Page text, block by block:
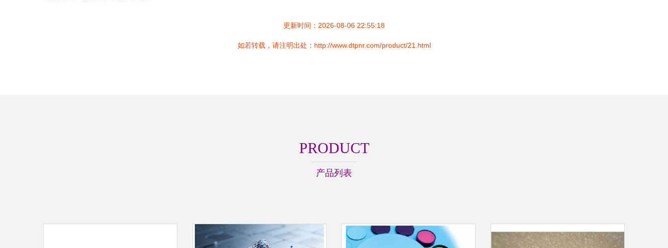
更新时间：2026-08-06 22:55:18
如若转载，请注明出处：http://www.dtpnr.com/product/21.html
PRODUCT
产品列表